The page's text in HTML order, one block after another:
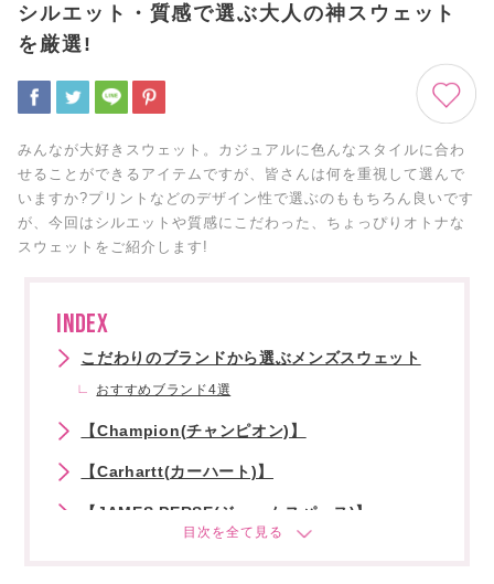
シルエット・質感で選ぶ大人の神スウェット
を厳選!
みんなが大好きスウェット。カジュアルに色んなスタイルに合わ
せることができるアイテムですが、皆さんは何を重視して選んで
いますか?プリントなどのデザイン性で選ぶのももちろん良いです
が、今回はシルエットや質感にこだわった、ちょっぴりオトナな
スウェットをご紹介します!
INDEX
こだわりのブランドから選ぶメンズスウェット
おすすめブランド4選
【Champion(チャンピオン)】
【Carhartt(カーハート)】
【JAMES PERSE(ジェームスパース)】